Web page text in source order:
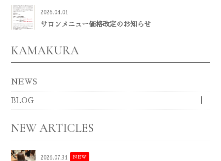
2026.04.01
サロンメニュー価格改定のお知らせ
KAMAKURA
NEWS
BLOG
NEW ARTICLES
2026.07.31 NEW